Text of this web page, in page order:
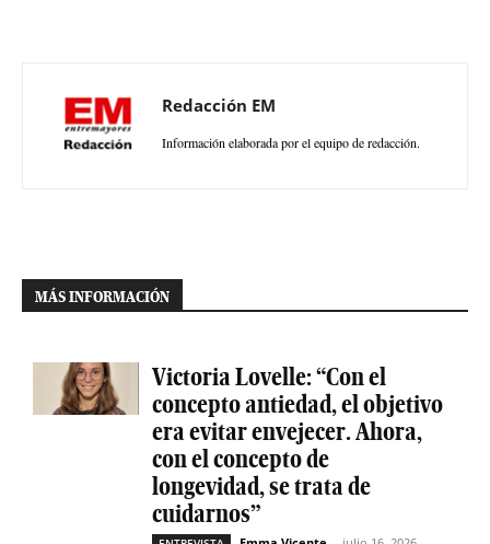
Redacción EM
Información elaborada por el equipo de redacción.
MÁS INFORMACIÓN
Victoria Lovelle: “Con el
concepto antiedad, el objetivo
era evitar envejecer. Ahora,
con el concepto de
longevidad, se trata de
cuidarnos”